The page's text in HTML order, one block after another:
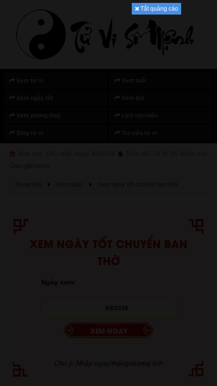
Tắt quảng cáo
XEM NGÀY TỐT CHUYỂN BAN
THỜ
Ngày xem:
Chú ý: Nhập ngày/tháng/dương lịch